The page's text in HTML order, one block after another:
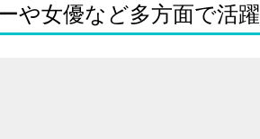
や女優など多方面で活躍